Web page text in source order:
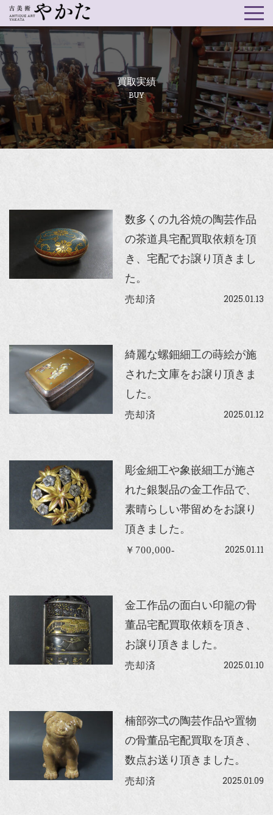
買取実績
BUY
数多くの九谷焼の陶芸作品
の茶道具宅配買取依頼を頂
き、宅配でお譲り頂きまし
た。
売却済 2025.01.13
綺麗な螺鈿細工の蒔絵が施
された文庫をお譲り頂きま
した。
売却済 2025.01.12
彫金細工や象嵌細工が施さ
れた銀製品の金工作品で、
素晴らしい帯留めをお譲り
頂きました。
￥700,000- 2025.01.11
金工作品の面白い印籠の骨
董品宅配買取依頼を頂き、
お譲り頂きました。
売却済 2025.01.10
楠部弥弌の陶芸作品や置物
の骨董品宅配買取を頂き、
数点お送り頂きました。
売却済 2025.01.09